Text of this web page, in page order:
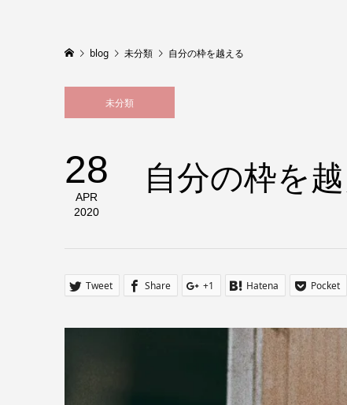
blog 未分類 自分の枠を越える
未分類
28
APR
2020
自分の枠を
Tweet Share +1 Hatena Pocket